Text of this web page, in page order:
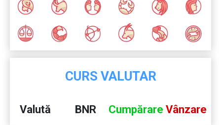
CURS VALUTAR
Valută BNR Cumpărare Vânzare